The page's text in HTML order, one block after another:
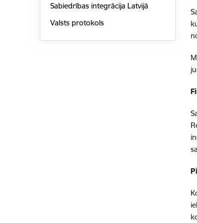
Sabiedrības integrācija Latvijā
Valsts protokols